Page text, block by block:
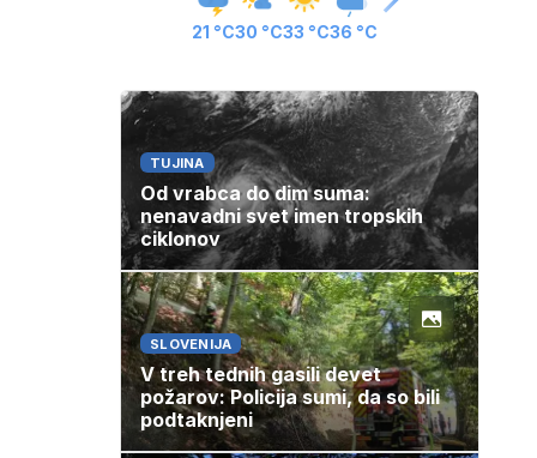
21 °C30 °C33 °C36 °C
TUJINA
Od vrabca do dim suma:
nenavadni svet imen tropskih
ciklonov
SLOVENIJA
V treh tednih gasili devet
požarov: Policija sumi, da so bili
podtaknjeni